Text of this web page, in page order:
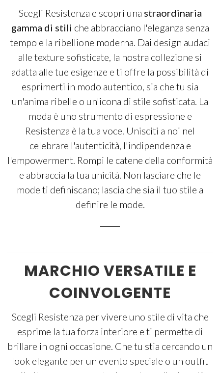
Scegli Resistenza e scopri una straordinaria
gamma di stili che abbracciano l'eleganza senza
tempo e la ribellione moderna. Dai design audaci
alle texture sofisticate, la nostra collezione si
adatta alle tue esigenze e ti offre la possibilità di
esprimerti in modo autentico, sia che tu sia
un'anima ribelle o un'icona di stile sofisticata. La
moda è uno strumento di espressione e
Resistenza è la tua voce. Unisciti a noi nel
celebrare l'autenticità, l'indipendenza e
l'empowerment. Rompi le catene della conformità
e abbraccia la tua unicità. Non lasciare che le
mode ti definiscano; lascia che sia il tuo stile a
definire le mode.
MARCHIO VERSATILE E
COINVOLGENTE
Scegli Resistenza per vivere uno stile di vita che
esprime la tua forza interiore e ti permette di
brillare in ogni occasione. Che tu stia cercando un
look elegante per un evento speciale o un outfit